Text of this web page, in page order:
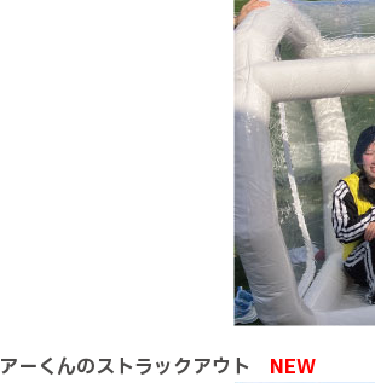
アーくんのストラックアウト NEW